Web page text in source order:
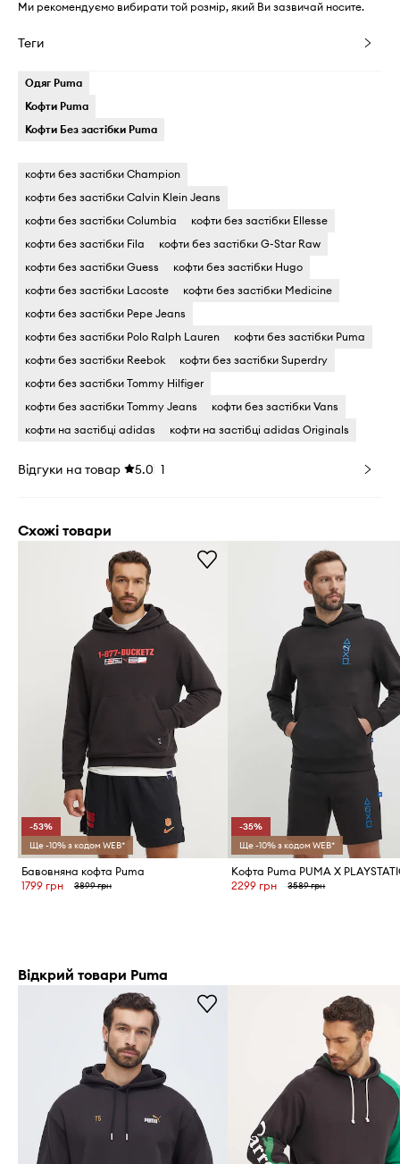
Ми рекомендуємо вибирати той розмір, який Ви зазвичай носите.
Теги
Одяг Puma
Кофти Puma
Кофти Без застібки Puma
кофти без застібки Champion
кофти без застібки Calvin Klein Jeans
кофти без застібки Columbia
кофти без застібки Ellesse
кофти без застібки Fila
кофти без застібки G-Star Raw
кофти без застібки Guess
кофти без застібки Hugo
кофти без застібки Lacoste
кофти без застібки Medicine
кофти без застібки Pepe Jeans
кофти без застібки Polo Ralph Lauren
кофти без застібки Puma
кофти без застібки Reebok
кофти без застібки Superdry
кофти без застібки Tommy Hilfiger
кофти без застібки Tommy Jeans
кофти без застібки Vans
кофти на застібці adidas
кофти на застібці adidas Originals
Відгуки на товар 5.0 1
Схожі товари
-53%
Ще -10% з кодом WEB*
Бавовняна кофта Puma
1799 грн
3899 грн
-35%
Ще -10% з кодом WEB*
Кофта Puma PUMA X
2299 грн
3589 грн
Відкрий товари Puma